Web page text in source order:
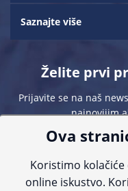
Saznajte više
Želite prvi
Prijavite se na naš
najnovijim
Ova
Koristimo
online iskustvo.